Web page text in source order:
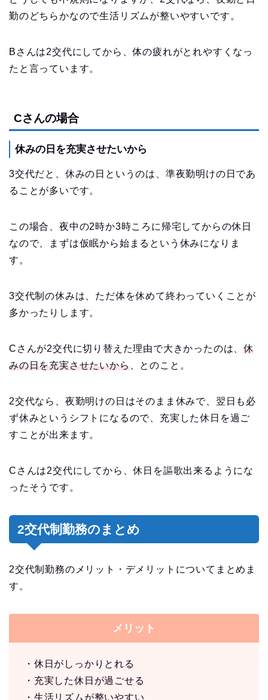
勤のどちらかなので生活リズムが整いやすいです。
Bさんは2交代にしてから、体の疲れがとれやすくなっ
たと言っています。
Cさんの場合
休みの日を充実させたいから
3交代だと、休みの日というのは、準夜勤明けの日であ
ることが多いです。
この場合、夜中の2時か3時ころに帰宅してからの休日
なので、まずは仮眠から始まるという休みになりま
す。
3交代制の休みは、ただ体を休めて終わっていくことが
多かったりします。
Cさんが2交代に切り替えた理由で大きかったのは、休
みの日を充実させたいから、とのこと。
2交代なら、夜勤明けの日はそのまま休みで、翌日も必
ず休みというシフトになるので、充実した休日を過ご
すことが出来ます。
Cさんは2交代にしてから、休日を謳歌出来るようにな
ったそうです。
2交代制勤務のまとめ
2交代制勤務のメリット・デメリットについてまとめま
す。
メリット
・休日がしっかりとれる
・充実した休日が過ごせる
・生活リズムが整いやすい